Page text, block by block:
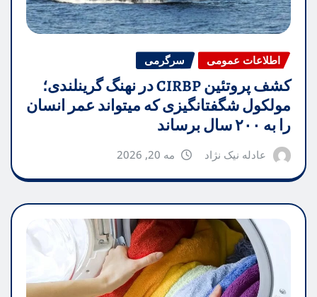
اطلاعات عمومی سرگرمی
کشف پروتئین CIRBP در نهنگ گرینلندی؛
مولکول شگفتانگیزی که میتواند عمر انسان
را به ۲۰۰ سال برساند
عادله نیک نژاد مه 20, 2026